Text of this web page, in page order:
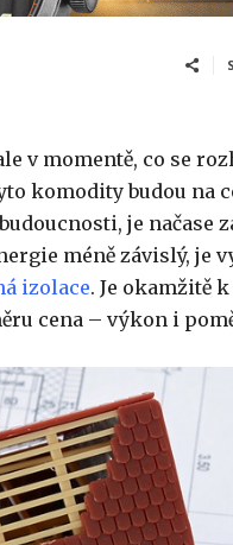
v momentě, co se
komodity budou na
je načase
méně závislý, je
izolace. Je okamžitě
cena – výkon i